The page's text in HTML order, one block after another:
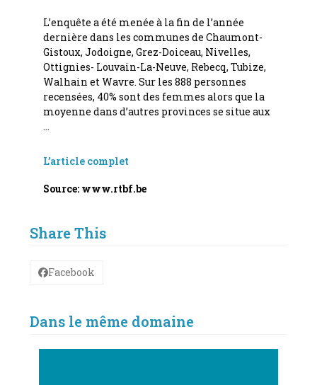
L’enquête a été menée à la fin de l’année
dernière dans les communes de Chaumont-
Gistoux, Jodoigne, Grez-Doiceau, Nivelles,
Ottignies- Louvain-La-Neuve, Rebecq, Tubize,
Walhain et Wavre. Sur les 888 personnes
recensées, 40% sont des femmes alors que la
moyenne dans d’autres provinces se situe aux
…
L’article complet
Source: www.rtbf.be
Share This
Facebook
Dans le même domaine